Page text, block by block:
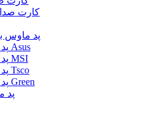
کارت صدا
پد ماوس
پد ماوس Asus
پد ماوس MSI
پد ماوس Tsco
پد ماوس Green
پد